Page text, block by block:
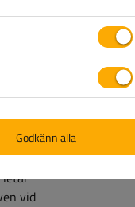
för
på
där
letar
vid
Godkänn alla